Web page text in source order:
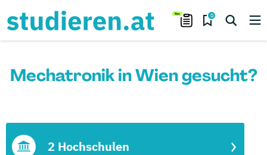
0
Mechatronik in Wien gesucht?
2 Hochschulen